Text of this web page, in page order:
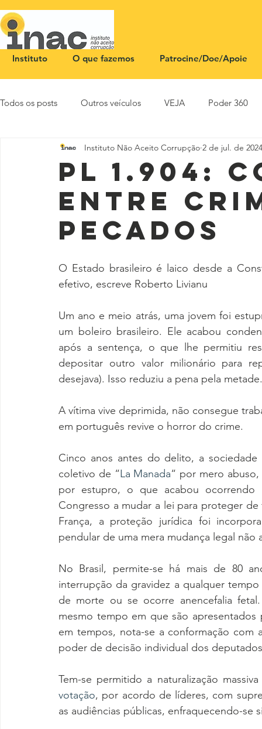
Instituto O que fazemos Patrocine/Doe/Apoie
Todos os posts Outros veículos VEJA Poder 360
NOTA PÚBLICA CEID SBT News Rádio
PL 1.904:
entre
pecados
Instituto Não Aceito Corrupção 2 de jul. de 2024
O Estado brasileiro é laico desde a
efetivo, escreve Roberto Livianu
Um ano e meio atrás, uma jovem foi
um boleiro brasileiro. Ele acabou
após a sentença, o que lhe permitiu
depositar outro valor milionário para
desejava). Isso reduziu a pena pela
A vítima vive deprimida, não consegue
em português revive o horror do crime.
Cinco anos antes do delito, a
coletivo de “La Manada“ por mero
por estupro, o que acabou ocorrendo
Congresso a mudar a lei para proteger
França, a proteção jurídica foi
pendular de uma mera mudança legal não
No Brasil, permite-se há mais de 80
interrupção da gravidez a qualquer
de morte ou se ocorre anencefalia
mesmo tempo em que são
em tempos, nota-se a conformação com
poder de decisão individual dos
Tem-se permitido a naturalização
votação, por acordo de líderes, com
as audiências públicas, enfraquecendo-se